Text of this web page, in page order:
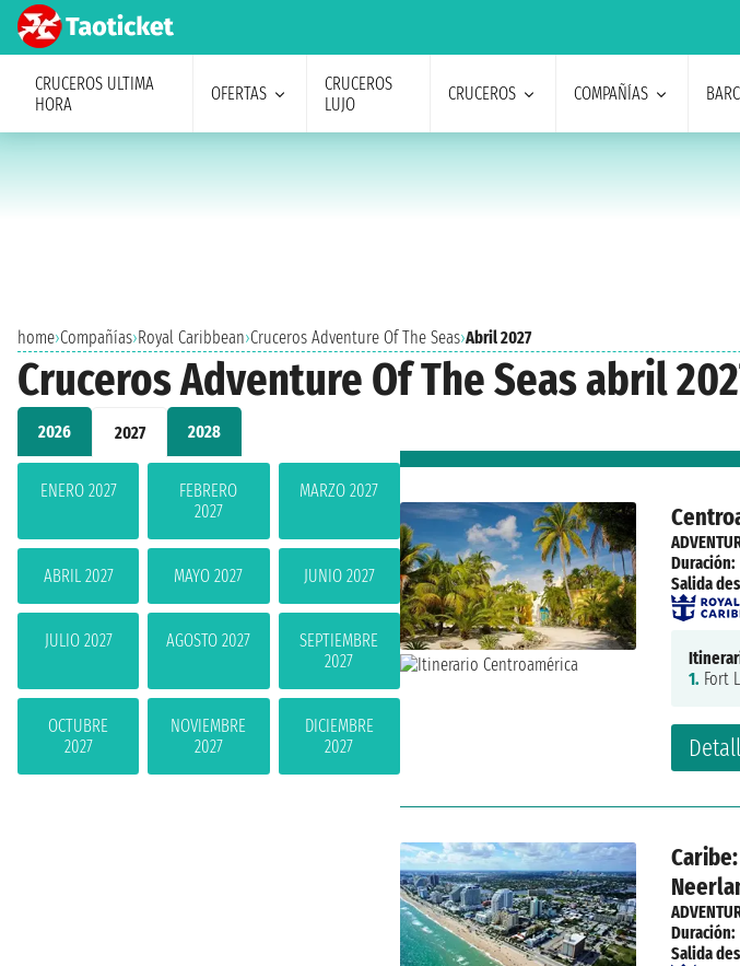
CRUCEROS ULTIMA
HORA
OFERTAS
CRUCEROS
LUJO
CRUCEROS COMPAÑÍAS
home›Compañías›Royal Caribbean›Cruceros Adventure Of The Seas›Abril 2027
Cruceros Adventure Of The Seas abril
2026 2027 2028
ENERO 2027
FEBRERO
2027
MARZO 2027
ABRIL 2027 MAYO 2027 JUNIO 2027
JULIO 2027 AGOSTO 2027
SEPTIEMBRE
2027
OCTUBRE
2027
NOVIEMBRE
2027
DICIEMBRE
2027
Duración:
Salida
1. Fort
Duración:
Salida